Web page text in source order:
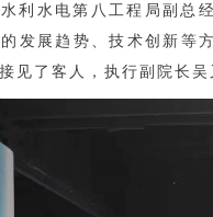
利水电第八工程局副总
发展趋势、技术创新等
见了客人，执行副院长